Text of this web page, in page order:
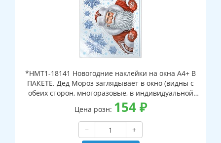
*НМТ1-18141 Новогодние наклейки на окна А4+ В
ПАКЕТЕ. Дед Мороз заглядывает в окно (видны с
обеих сторон, многоразовые, в индивидуальной
упаковке, с европодвесом и клеевым клапаном)
Цена розн: 154₽
−
+